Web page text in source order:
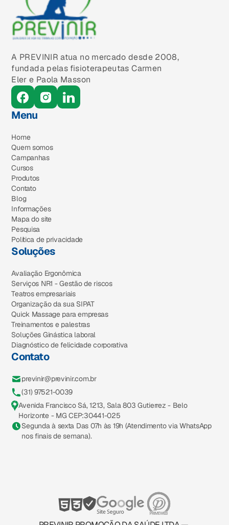
A PREVINIR atua no mercado desde 2008,
fundada pelas fisioterapeutas Carmen
Eler e Paola Masson
Menu
Home
Quem somos
Campanhas
Cursos
Produtos
Contato
Blog
Informações
Mapa do site
Pesquisa
Política de privacidade
Soluções
Avaliação Ergonômica
Serviços NR1 - Gestão de riscos
Teatros empresariais
Organização da sua SIPAT
Quick Massage para empresas
Treinamentos e palestras
Soluções Ginástica laboral
Diagnóstico de felicidade corporativa
Contato
previnir@previnir.com.br
(31) 97521-0039
Avenida Francisco Sá, 1213, Sala 803 Gutierrez - Belo
Horizonte - MG CEP:30441-025
Segunda à sexta Das 07h às 19h (Atendimento via WhatsApp
nos finais de semana).